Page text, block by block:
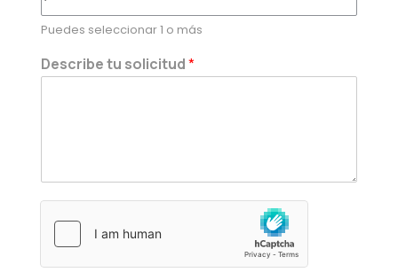
Puedes seleccionar 1 o más
Describe tu solicitud*